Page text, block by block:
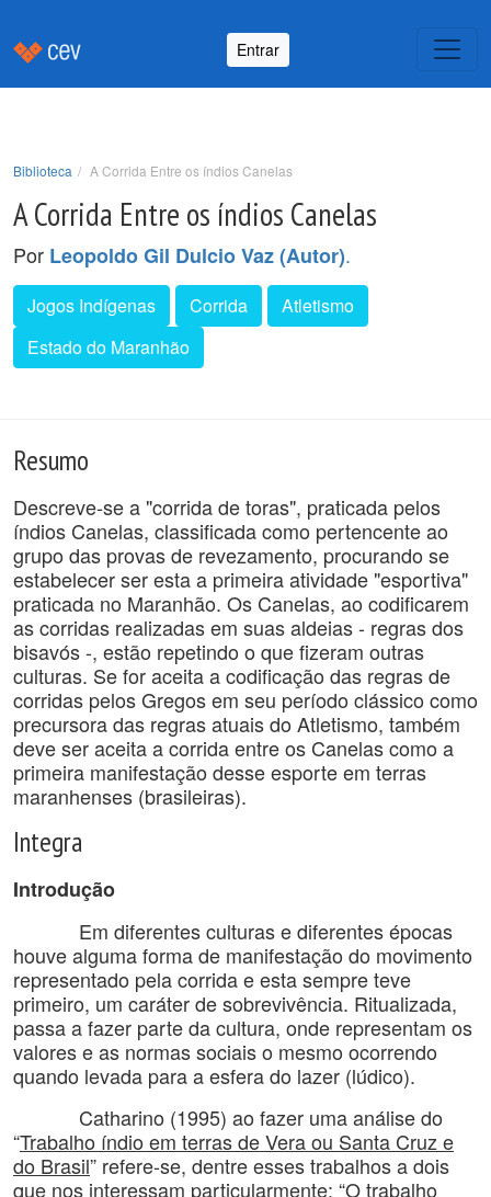
Entrar
Biblioteca A Corrida Entre os índios Canelas
A Corrida Entre os índios Canelas
Por Leopoldo Gil Dulcio Vaz (Autor).
Jogos Indígenas Corrida
Atletismo
Estado do Maranhão
Resumo
Descreve-se a "corrida de toras", praticada pelos
índios Canelas, classificada como pertencente ao
grupo das provas de revezamento, procurando se
estabelecer ser esta a primeira atividade "esportiva"
praticada no Maranhão. Os Canelas, ao codificarem
as corridas realizadas em suas aldeias - regras dos
bisavós -, estão repetindo o que fizeram outras
culturas. Se for aceita a codificação das regras de
corridas pelos Gregos em seu período clássico como
precursora das regras atuais do Atletismo, também
deve ser aceita a corrida entre os Canelas como a
primeira manifestação desse esporte em terras
maranhenses (brasileiras).
Integra
Introdução
Em diferentes culturas e diferentes épocas
houve alguma forma de manifestação do movimento
representado pela corrida e esta sempre teve
primeiro, um caráter de sobrevivência. Ritualizada,
passa a fazer parte da cultura, onde representam os
valores e as normas sociais o mesmo ocorrendo
quando levada para a esfera do lazer (lúdico).
Catharino (1995) ao fazer uma análise do
“Trabalho índio em terras de Vera ou Santa Cruz e
do Brasil” refere-se, dentre esses trabalhos a dois
que nos interessam particularmente: “O trabalho